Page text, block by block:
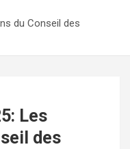
du Conseil des
Les
des